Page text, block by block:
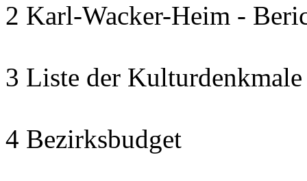
2 Karl-Wacker-Heim -
3 Liste der
4 Bezirksbudget